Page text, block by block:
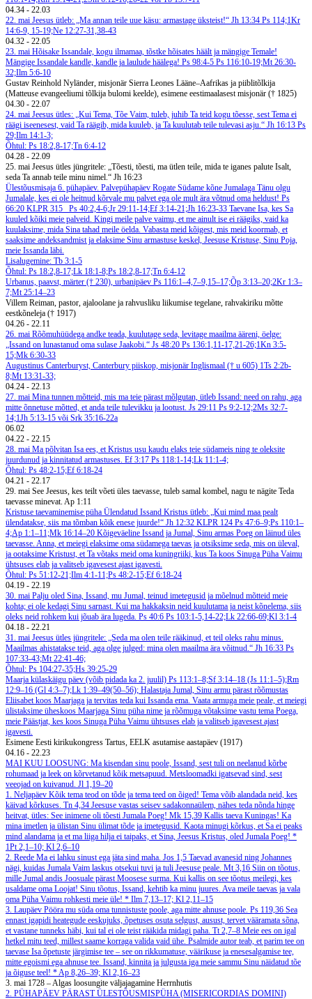
04.34 - 22.03
22. mai Jeesus ütleb: „Ma annan teile uue käsu: armastage üksteist!“ Jh 13:34 Ps 114;1Kr
14:6-9, 15-19;Ne 12:27-31,38-43
04.32 - 22.05
23. mai Hõisake Issandale, kogu ilmamaa, tõstke hõisates häält ja mängige Temale!
Mängige Issandale kandle, kandle ja laulude häälega! Ps 98:4-5 Ps 116:10-19;Mt 26:30-
32;Ilm 5:6-10
Gustav Reinhold Nyländer, misjonär Sierra Leones Lääne–Aafrikas ja piiblitõlkija
(Matteuse evangeeliumi tõlkija bulomi keelde), esimene eestimaalasest misjonär († 1825)
04.30 - 22.07
24. mai Jeesus ütles: „Kui Tema, Tõe Vaim, tuleb, juhib Ta teid kogu tõesse, sest Tema ei
räägi iseenesest, vaid Ta räägib, mida kuuleb, ja Ta kuulutab teile tulevasi asju.“ Jh 16:13 Ps
29;Ilm 14:1-3;
Õhtul: Ps 18:2,8-17;Tn 6:4-12
04.28 - 22.09
25. mai Jeesus ütles jüngritele: „Tõesti, tõesti, ma ütlen teile, mida te iganes palute Isalt,
seda Ta annab teile minu nimel.“ Jh 16:23
Ülestõusmisaja 6. pühapäev. Palvepühapäev Rogate Südame kõne Jumalaga Tänu olgu
Jumalale, kes ei ole heitnud kõrvale mu palvet ega ole mult ära võtnud oma heldust! Ps
66:20 KLPR 315 Ps 40:2,4-6;Jr 29:11-14;Ef 3:14-21;Jh 16:23-33 Taevane Isa, kes Sa
kuuled kõiki meie palveid. Kingi meile palve vaimu, et me ainult ise ei räägiks, vaid ka
kuulaksime, mida Sina tahad meile öelda. Vabasta meid kõigest, mis meid koormab, et
saaksime andeksandmist ja elaksime Sinu armastuse keskel, Jeesuse Kristuse, Sinu Poja,
meie Issanda läbi.
Lisalugemine: Tb 3:1-5
Õhtul: Ps 18:2,8-17;Lk 18:1-8;Ps 18:2,8-17;Tn 6:4-12
Urbanus, paavst, märter († 230), urbanipäev Ps 116:1–4,7–9,15–17;Õp 3:13–20;2Kr 1:3–
7;Mt 25:14–23
Villem Reiman, pastor, ajaloolane ja rahvusliku liikumise tegelane, rahvakiriku mõtte
eestkõneleja († 1917)
04.26 - 22.11
26. mai Rõõmuhüüdega andke teada, kuulutage seda, levitage maailma ääreni, öelge:
„Issand on lunastanud oma sulase Jaakobi.“ Js 48:20 Ps 136:1,11-17,21-26;1Kn 3:5-
15;Mk 6:30-33
Augustinus Canterburyst, Canterbury piiskop, misjonär Inglismaal († u 605) 1Ts 2:2b-
8;Mt 13:31-33;
04.24 - 22.13
27. mai Mina tunnen mõtteid, mis ma teie pärast mõlgutan, ütleb Issand: need on rahu, aga
mitte õnnetuse mõtted, et anda teile tulevikku ja lootust. Js 29:11 Ps 9:2-12;2Ms 32:7-
14;1Jh 5:13-15 või Srk 35:16-22a
06.02
04.22 - 22.15
28. mai Ma põlvitan Isa ees, et Kristus usu kaudu elaks teie südameis ning te oleksite
juurdunud ja kinnitatud armastuses. Ef 3:17 Ps 118:1-14;Lk 11:1-4;
Õhtul: Ps 48:2-15;Ef 6:18-24
04.21 - 22.17
29. mai See Jeesus, kes teilt võeti üles taevasse, tuleb samal kombel, nagu te nägite Teda
taevasse minevat. Ap 1:11
Kristuse taevaminemise püha Ülendatud Issand Kristus ütleb: „Kui mind maa pealt
ülendatakse, siis ma tõmban kõik enese juurde!“ Jh 12:32 KLPR 124 Ps 47:6–9;Ps 110:1–
4;Ap 1:1–11;Mk 16:14–20 Kõigeväeline Issand ja Jumal, Sinu armas Poeg on läinud üles
taevasse. Anna, et meiegi elaksime oma südamega taevas ja otsiksime seda, mis on üleval,
ja ootaksime Kristust, et Ta võtaks meid oma kuningriiki, kus Ta koos Sinuga Püha Vaimu
ühtsuses elab ja valitseb igavesest ajast igavesti.
Õhtul: Ps 51:12-21;Ilm 4:1-11;Ps 48:2-15;Ef 6:18-24
04.19 - 22.19
30. mai Palju oled Sina, Issand, mu Jumal, teinud imetegusid ja mõelnud mõtteid meie
kohta; ei ole kedagi Sinu sarnast. Kui ma hakkaksin neid kuulutama ja neist kõnelema, siis
oleks neid rohkem kui jõuab ära lugeda. Ps 40:6 Ps 103:1-5,14-22;Lk 22:66-69;Kl 3:1-4
04.18 - 22.21
31. mai Jeesus ütles jüngritele: „Seda ma olen teile rääkinud, et teil oleks rahu minus.
Maailmas ahistatakse teid, aga olge julged: mina olen maailma ära võitnud.“ Jh 16:33 Ps
107:33-43;Mt 22:41-46;
Õhtul: Ps 104:27-35;Hs 39:25-29
Maarja külaskäigu päev (võib pidada ka 2. juulil) Ps 113:1–8;Sf 3:14–18 (Js 11:1–5);Rm
12:9–16 (Gl 4:3–7);Lk 1:39–49(50–56); Halastaja Jumal, Sinu armu pärast rõõmustas
Eliisabet koos Maarjaga ja tervitas teda kui Issanda ema. Vaata armuga meie peale, et meiegi
ülistaksime üheskoos Maarjaga Sinu püha nime ja rõõmuga võtaksime vastu tema Poega,
meie Päästjat, kes koos Sinuga Püha Vaimu ühtsuses elab ja valitseb igavesest ajast
igavesti.
Esimene Eesti kirikukongress Tartus, EELK asutamise aastapäev (1917)
04.16 - 22.23
MAI KUU LOOSUNG: Ma kisendan sinu poole, Issand, sest tuli on neelanud kõrbe
rohumaad ja leek on kõrvetanud kõik metsapuud. Metsloomadki igatsevad sind, sest
veeojad on kuivanud. Jl 1,19–20
1. Neljapäev Kõik tema teod on tõde ja tema teed on õiged! Tema võib alandada neid, kes
käivad kõrkuses. Tn 4,34 Jeesuse vastas seisev sadakonnaülem, nähes teda nõnda hinge
heitvat, ütles: See inimene oli tõesti Jumala Poeg! Mk 15,39 Kallis taeva Kuningas! Ka
mina imetlen ja ülistan Sinu ülimat tõde ja imetegusid. Kaota minugi kõrkus, et Sa ei peaks
mind alandama ja et ma liiga hilja ei taipaks, et Sina, Jeesus Kristus, oled Jumala Poeg! *
1Pt 2,1–10; Kl 2,6–10
2. Reede Ma ei lahku sinust ega jäta sind maha. Jos 1,5 Taevad avanesid ning Johannes
nägi, kuidas Jumala Vaim laskus otsekui tuvi ja tuli Jeesuse peale. Mt 3,16 Siin on tõotus,
mille Jumal andis Joosuale pärast Moosese surma. Kui kallis on see tõotus meilegi, kes
usaldame oma Loojat! Sinu tõotus, Issand, kehtib ka minu juures. Ava meile taevas ja vala
oma Püha Vaimu rohkesti meie üle! * Ilm 7,13–17; Kl 2,11–15
3. Laupäev Pööra mu süda oma tunnistuste poole, aga mitte ahnuse poole. Ps 119,36 Sea
ennast igapidi heategude eeskujuks, õpetuses osuta selgust, ausust, tervet vääramata sõna,
et vastane tunneks häbi, kui tal ei ole teist rääkida midagi paha. Tt 2,7–8 Meie ees on igal
hetkel mitu teed, millest saame korraga valida vaid ühe. Psalmide autor teab, et parim tee on
taevase Isa õpetuste järgimise tee – see on rikkumatuse, väärikuse ja enesesalgamise tee,
mitte egoismi ega ahnuse tee. Issand, kinnita ja julgusta iga meie sammu Sinu näidatud tõe
ja õiguse teel! *Ap 8,26–39; Kl 2,16–23
3. mai 1728 – Algas loosungite väljajagamine Herrnhutis
2. PÜHAPÄEV PÄRAST ÜLESTÕUSMISPÜHA (MISERICORDIAS DOMINI)